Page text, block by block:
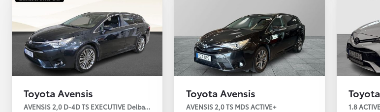
Från 3 548 kr/mån
Från 3
Toyota Avensis
AVENSIS 2,0 D-4D TS EXECUTIVE Delbart drag V-hjul
Toyota Avensis
AVENSIS 2,0 TS MDS ACTIVE+
1.8